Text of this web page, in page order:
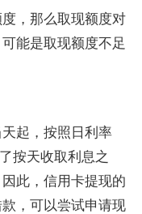
，那么取现额度对
能是取现额度不足
起，按照日利率
按天收取利息之
此，信用卡提现的
，可以尝试申请现